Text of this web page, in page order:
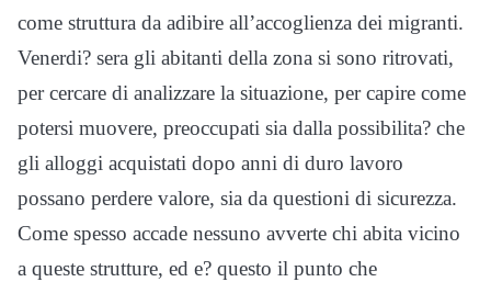
come struttura da adibire all’accoglienza dei migranti.
Venerdi? sera gli abitanti della zona si sono ritrovati,
per cercare di analizzare la situazione, per capire come
potersi muovere, preoccupati sia dalla possibilita? che
gli alloggi acquistati dopo anni di duro lavoro
possano perdere valore, sia da questioni di sicurezza.
Come spesso accade nessuno avverte chi abita vicino
a queste strutture, ed e? questo il punto che